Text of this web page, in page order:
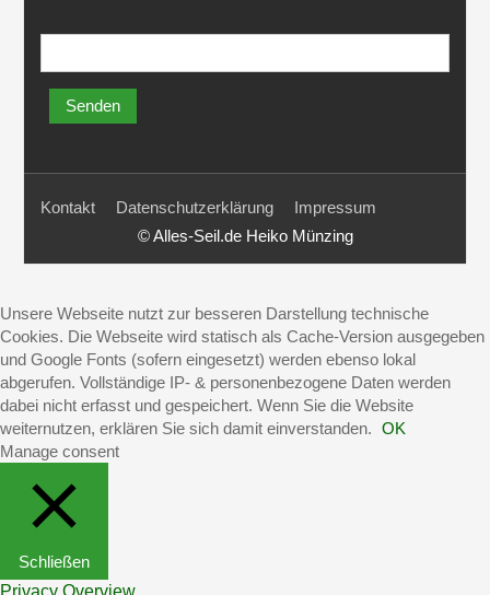
Kontakt Datenschutzerklärung
Impressum
© Alles-Seil.de Heiko Münzing
Unsere Webseite nutzt zur besseren Darstellung technische
Cookies. Die Webseite wird statisch als Cache-Version ausgegeben
und Google Fonts (sofern eingesetzt) werden ebenso lokal
abgerufen. Vollständige IP- & personenbezogene Daten werden
dabei nicht erfasst und gespeichert. Wenn Sie die Website
weiternutzen, erklären Sie sich damit einverstanden. OK
Manage consent
Schließen
Privacy Overview